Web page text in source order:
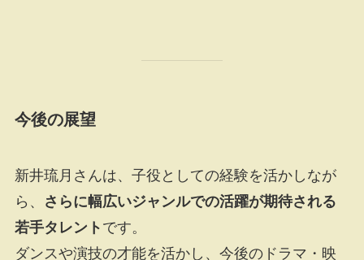
今後の展望
新井琉月さんは、子役としての経験を活かしなが
ら、
さらに幅広いジャンルでの活躍が期待される
若手タレント です。
ダンスや演技の才能を活かし、今後のドラマ・映